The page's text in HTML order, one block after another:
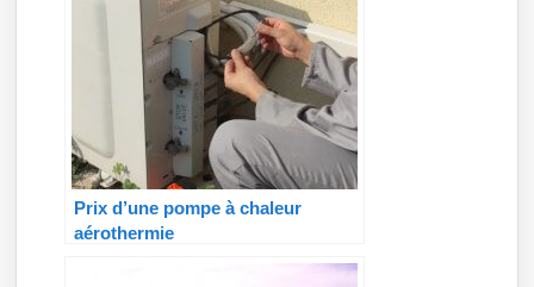
Prix d’une pompe à chaleur
aérothermie